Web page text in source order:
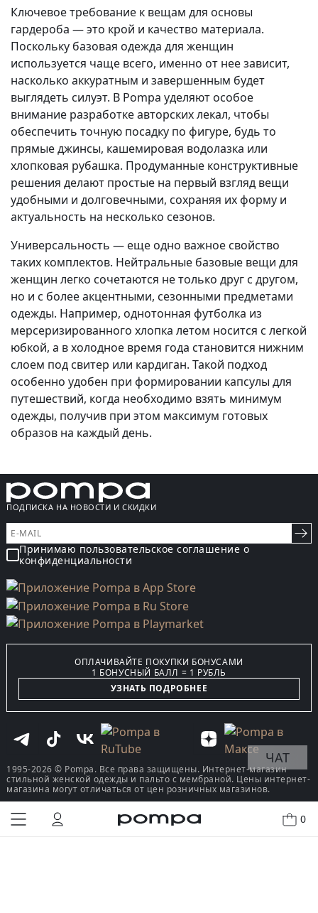
0
Ключевое требование к вещам для основы
гардероба — это крой и качество материала.
Поскольку базовая одежда для женщин
используется чаще всего, именно от нее зависит,
насколько аккуратным и завершенным будет
выглядеть силуэт. В Pompa уделяют особое
внимание разработке авторских лекал, чтобы
обеспечить точную посадку по фигуре, будь то
прямые джинсы, кашемировая водолазка или
хлопковая рубашка. Продуманные конструктивные
решения делают простые на первый взгляд вещи
удобными и долговечными, сохраняя их форму и
актуальность на несколько сезонов.
Универсальность — еще одно важное свойство
таких комплектов. Нейтральные базовые вещи для
женщин легко сочетаются не только друг с другом,
но и с более акцентными, сезонными предметами
одежды. Например, однотонная футболка из
мерсеризированного хлопка летом носится с легкой
юбкой, а в холодное время года становится нижним
слоем под свитер или кардиган. Такой подход
особенно удобен при формировании капсулы для
путешествий, когда необходимо взять минимум
одежды, получив при этом максимум готовых
образов на каждый день.
ПОДПИСКА НА НОВОСТИ И СКИДКИ
Принимаю пользовательское соглашение о
конфиденциальности
ОПЛАЧИВАЙТЕ ПОКУПКИ БОНУСАМИ
1 БОНУСНЫЙ БАЛЛ = 1 РУБЛЬ
УЗНАТЬ ПОДРОБНЕЕ
1995-2026 © Pompa. Все права защищены. Интернет-магазин
стильной женской одежды и пальто с мембраной. Цены интернет-
магазина могут отличаться от цен розничных магазинов.
ЧАТ